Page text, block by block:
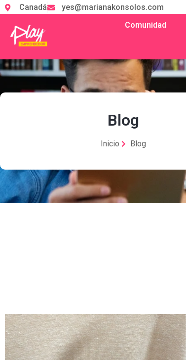
Canadá
yes@marianakonsolos.com
Comunidad
Blog
Inicio Blog